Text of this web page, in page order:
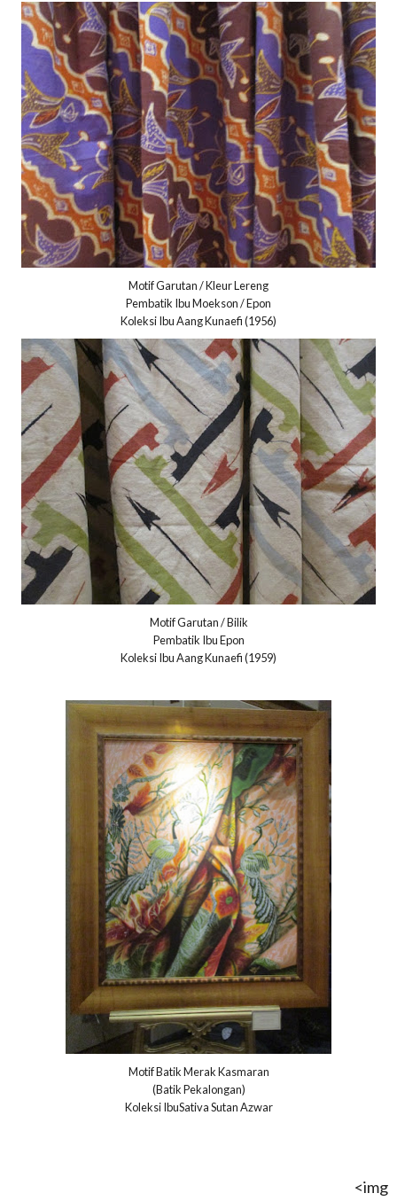
Motif Garutan / Kleur Lereng
Pembatik Ibu Moekson / Epon
Koleksi Ibu Aang Kunaefi (1956)
Motif Garutan / Bilik
Pembatik Ibu Epon
Koleksi Ibu Aang Kunaefi (1959)
Motif Batik Merak Kasmaran
(Batik Pekalongan)
Koleksi IbuSativa Sutan Azwar
<img